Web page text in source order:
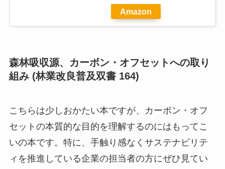
Amazon
森林吸収源、カーボン・オフセットへの取り
組み (林業改良普及双書 164)
こちらは少しおかたい本ですが、カーボン・オフ
セットの本質的な目的を理解するのにはもってこ
いの本です。特に、手触り感なくサステナビリテ
ィを推進している企業の担当者の方にぜひ見てい